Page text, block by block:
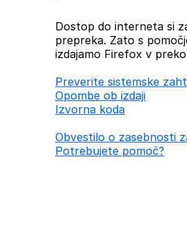
Dostop do interneta si
prepreka. Zato s
izdajamo Firefox v
Preverite sistemske
Opombe ob izdaji
Izvorna koda
Obvestilo o zasebnosti
Potrebujete pomoč?